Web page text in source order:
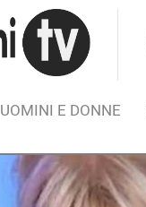
UOMINI E DONNE